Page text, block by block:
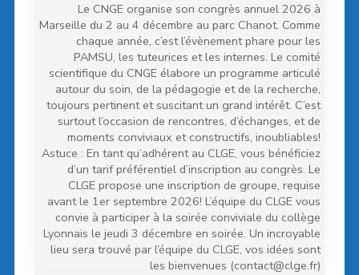
Le CNGE organise son congrès annuel 2026 à
Marseille du 2 au 4 décembre au parc Chanot. Comme
chaque année, c’est l’évènement phare pour les
PAMSU, les tuteurices et les internes. Le comité
scientifique du CNGE élabore un programme articulé
autour du soin, de la pédagogie et de la recherche,
toujours pertinent et suscitant un grand intérêt. C’est
surtout l’occasion de rencontres, d’échanges, et de
moments conviviaux et constructifs, inoubliables!
Astuce : En tant qu’adhérent au CLGE, vous bénéficiez
d’un tarif préférentiel d’inscription au congrès. Le
CLGE propose une inscription de groupe, requise
avant le 1er septembre 2026! L’équipe du CLGE vous
convie à participer à la soirée conviviale du collège
Lyonnais le jeudi 3 décembre en soirée. Un incroyable
lieu sera trouvé par l’équipe du CLGE, vos idées sont
les bienvenues (contact@clge.fr)